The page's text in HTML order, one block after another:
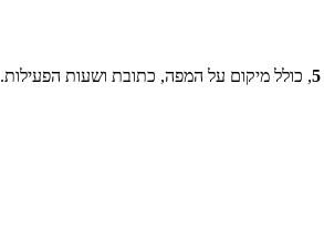
, כולל מיקום על המפה, כתובת ושעות הפעילות.